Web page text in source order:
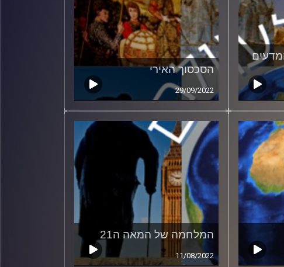
הסכסוך האירי
29/09/2022
המלחמה של המאה ה21
11/08/2022